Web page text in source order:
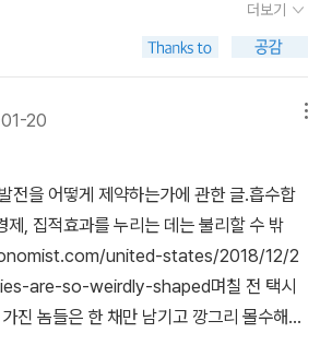
크게 연관이 없어 보인다. 어쨌든 우리나
주지를 잡고, 도시로 출근하는 사람들이 많
한다고 한다. 인터넷 등의 정보통신 기술이
면의 가치가 떨어지는 것은 아니다. ‘제번스
리 커뮤니케이션의 발달은 직접 대면의 필
. 실리콘밸리의 형성이 바로 그 좋은 예이다.
적효과를 누리기 위해 비싼 비용을 지불하고
시화는 통념처럼 나쁜 것이 아니라 오히려
대한 카지노 건물을 새로 지어서 외국 도박
돈을 버는 행복을 느끼고 있지만 자국 국민
않는다. 싱가포르 국민들은 카지노에 들어
넘는 입장료를 지불해야 한다.2. 유럽의 인
어온 문화의 산물이며, 그것은 또한 기업과
우위를 창조하는 교육을 제공할수 있다. 밀
그 많은 디자인 인재들이 도시를 역동적인
차원에서 벗어나서 더 즐겁고 재미있으면
소로 만들어주고 있는데, 이것은 도시의 성
길이다.3. 이 책 2장의 주제인 도시실패로부
택 수요가 거의 없는 쇠락한 도시에서 추진
더보기
20
전을 어떻게 제약하는가에 관한 글.흡수합
제, 집적효과를 누리는 데는 불리할 수 밖
united-states/2018/12/2
are-so-weirdly-shaped며칠 전 택시
진 놈들은 한 채만 남기고 깡그리 몰수해버